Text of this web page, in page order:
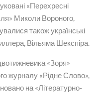
«Перехресні
Миколи Вороного,
також українські
Вільяма Шекспіра.
«Зоря»
журналу «Рідне Слово»,
на «Літературно-